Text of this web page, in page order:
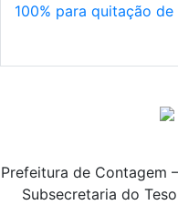
100% para quitação
Prefeitura de Contagem
Subsecretaria do